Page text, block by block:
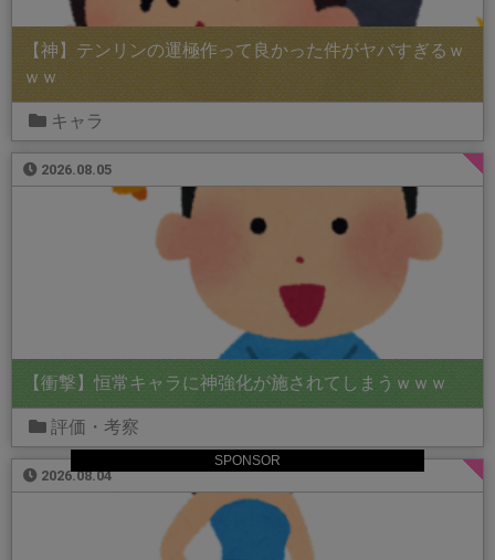
SPONSOR
【神】テンリンの運極作って良かった件がヤバすぎるｗ
ｗｗ
キャラ
2026.08.05
【衝撃】恒常キャラに神強化が施されてしまうｗｗｗ
評価・考察
2026.08.04